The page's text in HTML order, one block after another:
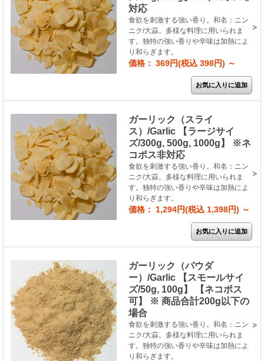
対応
食欲を刺激する強い香り。和名：ニン
ニク/大蒜。多様な料理に用いられま
す。独特の強い香りや辛味は加熱によ
り和らぎます。
価格： 369円(税込 398円) ～
ガーリック（スライ
ス）/Garlic 【ラージサイ
ズ/300g, 500g, 1000g】 ※ネ
コポス非対応
食欲を刺激する強い香り。和名：ニン
ニク/大蒜。多様な料理に用いられま
す。独特の強い香りや辛味は加熱によ
り和らぎます。
価格： 1,294円(税込 1,398円) ～
ガーリック（パウダ
ー）/Garlic 【スモールサイ
ズ/50g, 100g】 【ネコポス
可】 ※ 商品合計200g以下の
場合
食欲を刺激する強い香り。和名：ニン
ニク/大蒜。多様な料理に用いられま
す。独特の強い香りや辛味は加熱によ
り和らぎます。